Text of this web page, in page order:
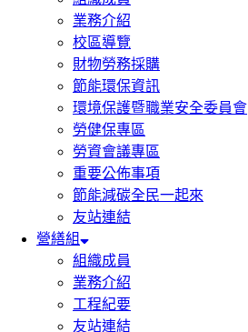
業務介紹
校區導覽
財物勞務採購
節能環保資訊
環境保護暨職業安全委員會
勞健保專區
勞資會議專區
重要公佈事項
節能減碳全民一起來
友站連結
營繕組
組織成員
業務介紹
工程紀要
友站連結